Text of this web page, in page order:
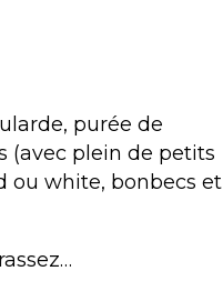
purée de
(avec plein de petits
ou white, bonbecs et